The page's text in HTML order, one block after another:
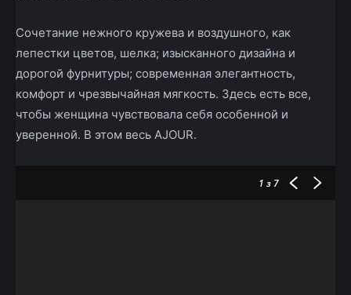
Сочетание нежного кружева и воздушного, как
лепестки цветов, шелка; изысканного дизайна и
дорогой фурнитуры; современная элегантность,
комфорт и чрезвычайная мягкость. Здесь есть все,
чтобы женщина чувствовала себя особенной и
уверенной. В этом весь AJOUR.
1 з 7